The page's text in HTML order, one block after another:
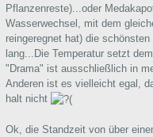
Pflanzenreste)...oder
Wasserwechsel, mit dem
reingeregnet hat) die
lang...Die Temperatur setzt
"Drama" ist ausschließlich in
Anderen ist es vielleicht egal,
halt nicht
Ok, die Standzeit von über